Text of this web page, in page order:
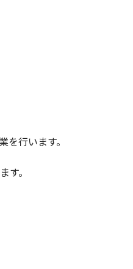
行います。
。